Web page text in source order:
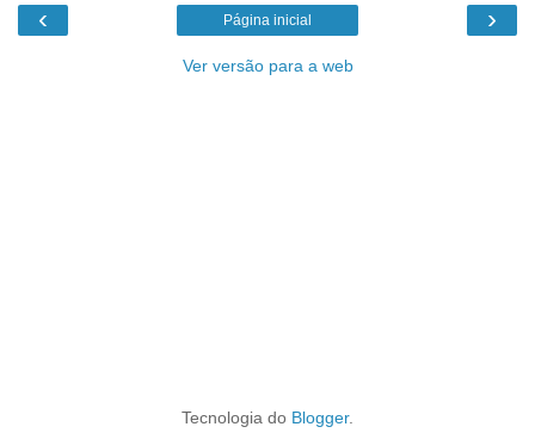
‹ ›
Página inicial
Ver versão para a web
Tecnologia do Blogger.